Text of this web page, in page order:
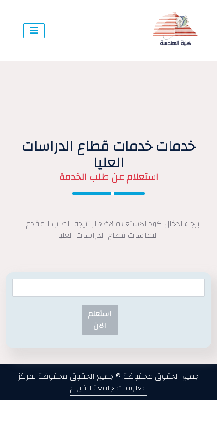
خدمات خدمات قطاع الدراسات
العليا
استعلام عن طلب الخدمة
برجاء ادخال كود الاستعلام لاظهار نتيجة الطلب المقدم لــ
التماسات قطاع الدراسات العليا
استعلم
الان
جميع الحقوق محفوظة. ©جميع الحقوق محفوظة لمركز
معلومات جامعة الفيوم